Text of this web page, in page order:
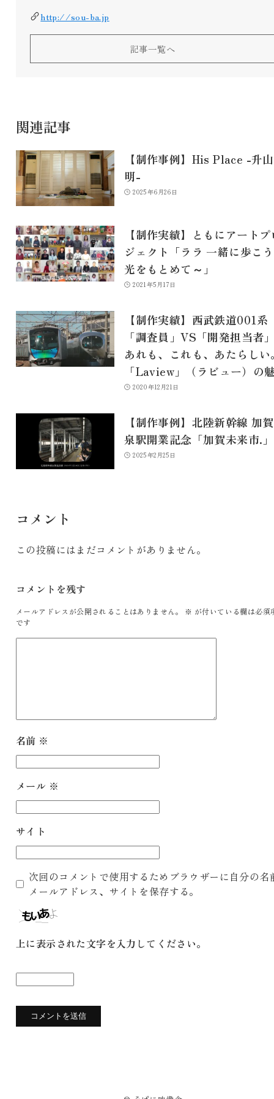
http://sou-ba.jp
記事一覧へ
関連記事
【制作事例】His Place -升
明-
2025年6月26日
【制作実績】ともにアートプ
ジェクト「ララ 一緒に歩こ
光をもとめて～」
2021年5月17日
【制作実績】西武鉄道001系
「調査員」VS「開発担当
あれも、これも、あたらしい
「Laview」（ラビュー）の
2020年12月21日
【制作事例】北陸新幹線 加
泉駅開業記念「加賀未来市.」
2025年2月25日
コメント
この投稿にはまだコメントがありません。
コメントを残す
メールアドレスが公開されることはありません。 ※ が付いている欄は必須
です
名前 ※
メール ※
サイト
次回のコメントで使用するためブラウザーに自分の名
メールアドレス、サイトを保存する。
上に表示された文字を入力してください。